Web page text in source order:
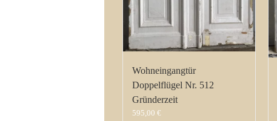
Wohneingangtür
Doppelflügel Nr. 512
Gründerzeit
595,00 €